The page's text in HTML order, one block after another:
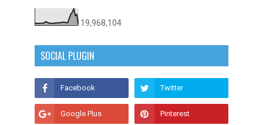
19,968,104
SOCIAL PLUGIN